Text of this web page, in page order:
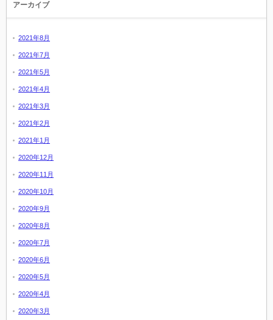
アーカイブ
2021年8月
2021年7月
2021年5月
2021年4月
2021年3月
2021年2月
2021年1月
2020年12月
2020年11月
2020年10月
2020年9月
2020年8月
2020年7月
2020年6月
2020年5月
2020年4月
2020年3月